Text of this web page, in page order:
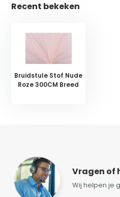
Recent bekeken
Bruidstule Stof Nude
Roze 300CM Breed
Vragen of
Wij helpen je